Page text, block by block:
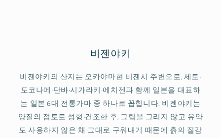
비젠야키
비젠야키의 산지는 오카야마현 비젠시 주변으로, 세토·
도코나메·단바·시가라키·에치젠과 함께 일본을 대표하
는 일본 6대 전통가마 중 하나로 꼽힙니다. 비젠야키는
양질의 점토로 성형·건조한 후, 그림을 그리지 않고 유약
도 사용하지 않은 채 그대로 구워내기 때문에 흙의 질감